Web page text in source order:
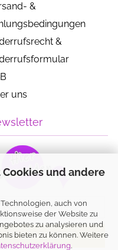
und andere
auch von
der Website zu
zu analysieren und
bieten zu können. Weitere
.
&
&
uns